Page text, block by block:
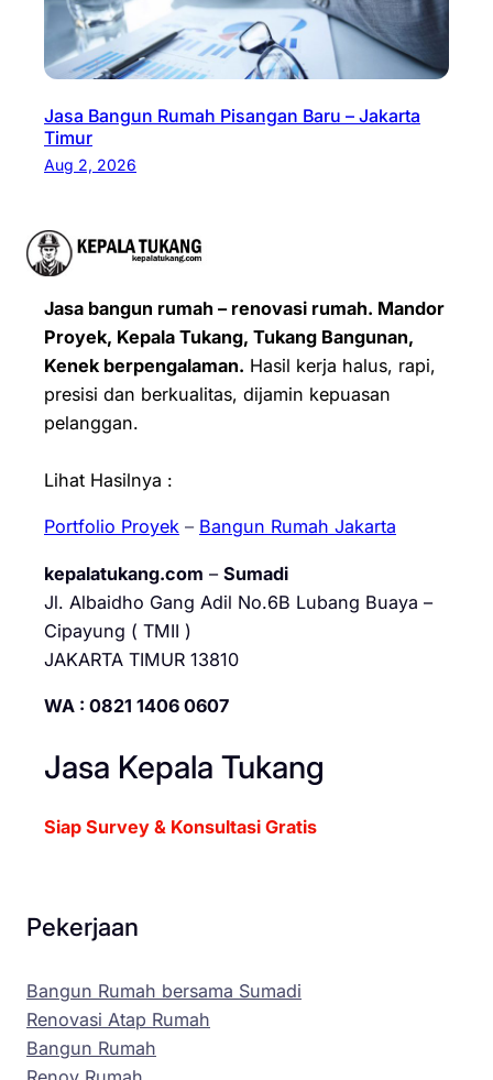
Jasa Bangun Rumah Pisangan Baru – Jakarta
Timur
Aug 2, 2026
Jasa bangun rumah – renovasi rumah. Mandor
Proyek, Kepala Tukang, Tukang Bangunan,
Kenek berpengalaman. Hasil kerja halus, rapi,
presisi dan berkualitas, dijamin kepuasan
pelanggan.
Lihat Hasilnya :
Portfolio Proyek – Bangun Rumah Jakarta
kepalatukang.com – Sumadi
Jl. Albaidho Gang Adil No.6B Lubang Buaya –
Cipayung ( TMII )
JAKARTA TIMUR 13810
WA : 0821 1406 0607
Jasa Kepala Tukang
Siap Survey & Konsultasi Gratis
Pekerjaan
Bangun Rumah bersama Sumadi
Renovasi Atap Rumah
Bangun Rumah